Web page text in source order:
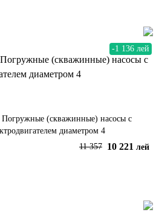
-1 136 лей
(скважинные) насосы с
диаметром 4
11 357 10 221 лей